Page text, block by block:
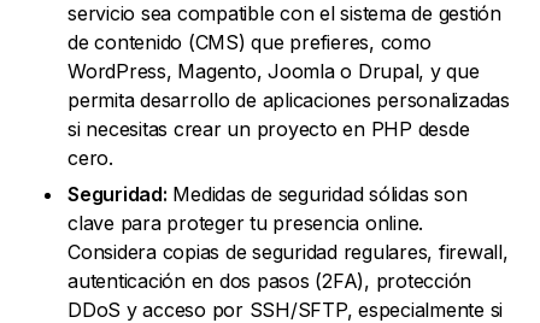
servicio sea compatible con el sistema de gestión
de contenido (CMS) que prefieres, como
WordPress, Magento, Joomla o Drupal, y que
permita desarrollo de aplicaciones personalizadas
si necesitas crear un proyecto en PHP desde
cero.
Seguridad: Medidas de seguridad sólidas son
clave para proteger tu presencia online.
Considera copias de seguridad regulares, firewall,
autenticación en dos pasos (2FA), protección
DDoS y acceso por SSH/SFTP, especialmente si